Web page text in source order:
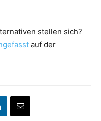
stellen sich?
auf der